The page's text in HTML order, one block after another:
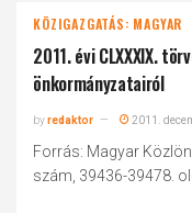
KÖZIGAZGATÁS: MAGYAR
2011. évi CLXXXIX.
önkormányzatairól
byredaktor 2011.
Forrás: Magyar
szám, 39436-39478.